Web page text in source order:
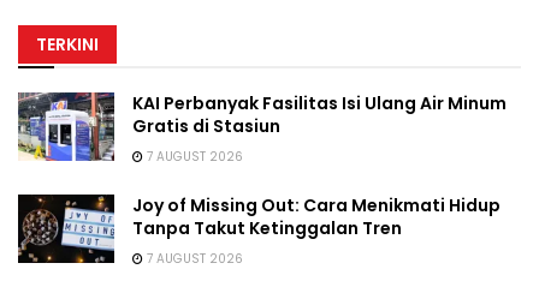
TERKINI
KAI Perbanyak Fasilitas Isi Ulang Air Minum
Gratis di Stasiun
7 AUGUST 2026
Joy of Missing Out: Cara Menikmati Hidup
Tanpa Takut Ketinggalan Tren
7 AUGUST 2026